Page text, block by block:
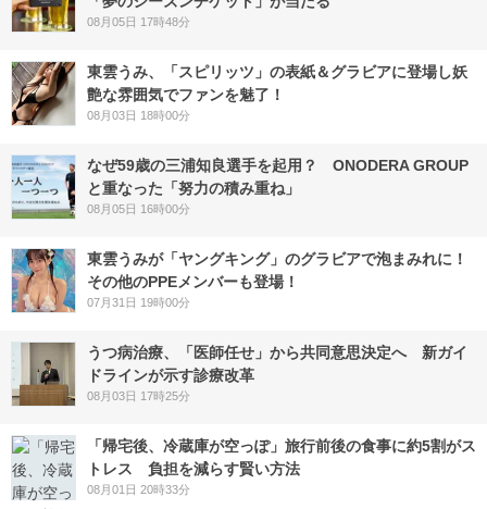
08月05日 17時48分
東雲うみ、「スピリッツ」の表紙＆グラビアに登場し妖
艶な雰囲気でファンを魅了！
08月03日 18時00分
なぜ59歳の三浦知良選手を起用？ ONODERA GROUP
と重なった「努力の積み重ね」
08月05日 16時00分
東雲うみが「ヤングキング」のグラビアで泡まみれに！
その他のPPEメンバーも登場！
07月31日 19時00分
うつ病治療、「医師任せ」から共同意思決定へ 新ガイ
ドラインが示す診療改革
08月03日 17時25分
「帰宅後、冷蔵庫が空っぽ」旅行前後の食事に約5割がス
トレス 負担を減らす賢い方法
08月01日 20時33分